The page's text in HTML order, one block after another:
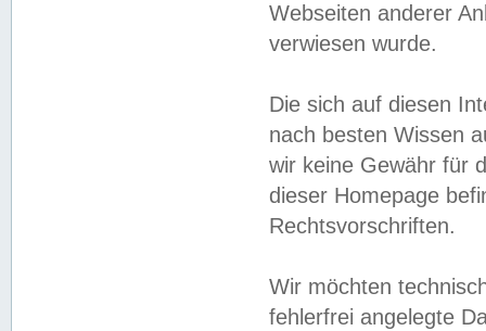
Webseiten anderer
verwiesen wurde.
Die sich auf diesen
nach besten Wissen
wir keine Gewähr für
dieser Homepage
Rechtsvorschriften.
Wir möchten
fehlerfrei angelegte